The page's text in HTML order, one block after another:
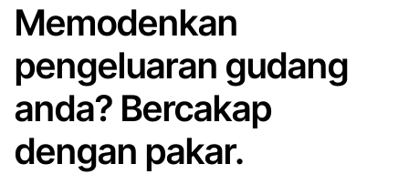
Memodenkan
pengeluaran gudang
anda? Bercakap
dengan pakar.